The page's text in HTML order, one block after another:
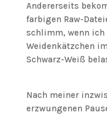
Andererseits
farbigen Raw-
schlimm, wenn ich
Weidenkätzchen
Schwarz-Weiß
Nach meiner
erzwungenen